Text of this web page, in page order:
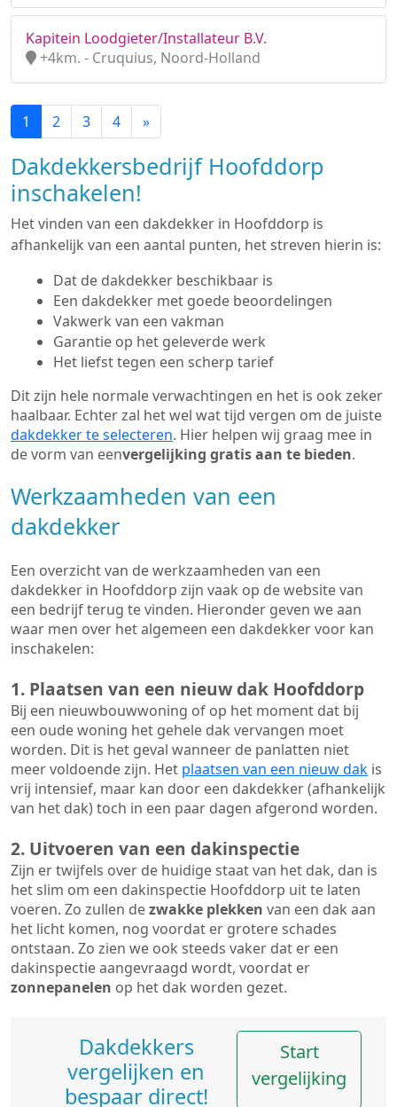
Kapitein Loodgieter/Installateur B.V.
+4km. - Cruquius, Noord-Holland
1 2 3 4 »
Dakdekkersbedrijf Hoofddorp
inschakelen!
Het vinden van een dakdekker in Hoofddorp is
afhankelijk van een aantal punten, het streven hierin is:
Dat de dakdekker beschikbaar is
Een dakdekker met goede beoordelingen
Vakwerk van een vakman
Garantie op het geleverde werk
Het liefst tegen een scherp tarief
Dit zijn hele normale verwachtingen en het is ook zeker
haalbaar. Echter zal het wel wat tijd vergen om de juiste
dakdekker te selecteren. Hier helpen wij graag mee in
de vorm van eenvergelijking gratis aan te bieden.
Werkzaamheden van een
dakdekker
Een overzicht van de werkzaamheden van een
dakdekker in Hoofddorp zijn vaak op de website van
een bedrijf terug te vinden. Hieronder geven we aan
waar men over het algemeen een dakdekker voor kan
inschakelen:
1. Plaatsen van een nieuw dak Hoofddorp
Bij een nieuwbouwwoning of op het moment dat bij
een oude woning het gehele dak vervangen moet
worden. Dit is het geval wanneer de panlatten niet
meer voldoende zijn. Het plaatsen van een nieuw dak is
vrij intensief, maar kan door een dakdekker (afhankelijk
van het dak) toch in een paar dagen afgerond worden.
2. Uitvoeren van een dakinspectie
Zijn er twijfels over de huidige staat van het dak, dan is
het slim om een dakinspectie Hoofddorp uit te laten
voeren. Zo zullen dezwakke plekken van een dak aan
het licht komen, nog voordat er grotere schades
ontstaan. Zo zien we ook steeds vaker dat er een
dakinspectie aangevraagd wordt, voordat er
zonnepanelen op het dak worden gezet.
Dakdekkers
vergelijken en
bespaar direct!
Start
vergelijking